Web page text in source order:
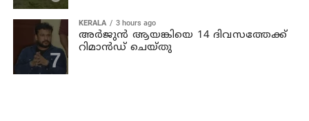
KERALA 3 hours ago
അര്‍ജുന്‍ ആയങ്കിയെ 14 ദിവസത്തേക്ക്
റിമാൻഡ് ചെയ്തു